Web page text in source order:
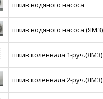
шкив водяного насоса
шкив водяного насоса (ЯМЗ)
шкив коленвала 1-руч.(ЯМЗ)
шкив коленвала 2-руч.(ЯМЗ)